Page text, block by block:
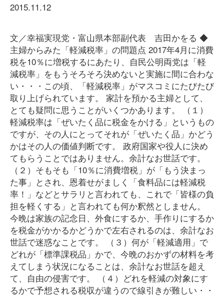
2015.11.12
文／幸福実現党・富山県本部副代表 吉田かをる ◆
主婦からみた「軽減税率」の問題点 2017年4月に消費
税を10％に増税するにあたり、自民公明両党は「軽
減税率」をもうそろそろ決めないと実施に間に合わな
い・・・この頃、「軽減税率」がマスコミにたびたび
取り上げられています。 家計を預かる主婦として、
とても疑問に思うことがいくつかあります。 （１）
軽減税率は「ぜいたく品に税金をかける」というもの
ですが、その人にとってそれが「ぜいたく品」かどう
かはその人の価値判断です。 政府国家や役人に決め
てもらうことではありません。余計なお世話です。
（２）そもそも「10％に消費増税」が「もう決まっ
た事」とされ、恩着せがましく「食料品には軽減税
率！」などとサラリと言われても、これで「皆様の負
担を軽くする」と言われても何か釈然としません。
今晩は家族の記念日、外食にするか、手作りにするか
を税金がかかるかどうかで左右されるのは、余計なお
世話で迷惑なことです。 （３）何が「軽減適用」で
どれが「標準課税品」かで、今晩のおかずの材料を考
えてしまう状況になることは、余計なお世話を超え
て、自由の侵害です。 （４）どれを軽減の対象にす
るかで予想される税収が違うので線引きが難しい・・